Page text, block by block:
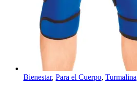
Bienestar, Para el Cuerpo, Turmalina